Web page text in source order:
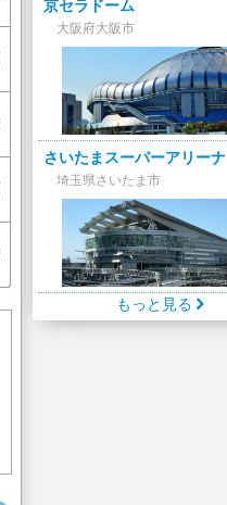
京セラドーム
大阪府大阪市
さいたまスーパーアリーナ
埼玉県さいたま市
もっと見る